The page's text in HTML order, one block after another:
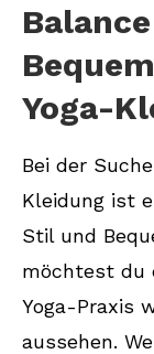
Yoga-
Bei der
Kleidung ist
Stil und
möchtest du
Yoga-Praxis
aussehen.